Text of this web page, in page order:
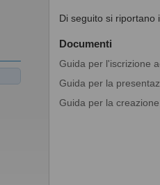
Di seguito si riportano
Documenti
Guida per l'iscrizione
Guida per la
Guida per la